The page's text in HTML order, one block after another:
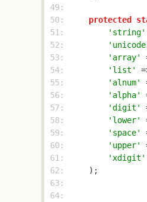
49:
50:
protected
51:
'string'
52:
53:
'array'
54:
'list'
55:
'alnum'
56:
'alpha'
57:
'digit'
58:
'lower'
59:
'space'
60:
'upper'
61:
'xdigit'
62:
63:
64: